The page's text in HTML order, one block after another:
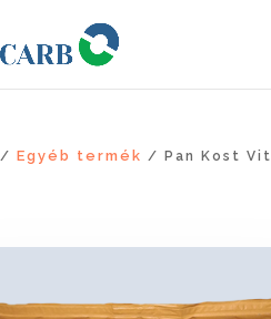
/Egyéb termék / Pan Kost Vit